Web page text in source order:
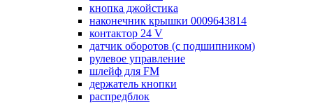
кнопка джойстика
наконечник крышки 0009643814
контактор 24 V
датчик оборотов (с подшипником)
рулевое управление
шлейф для FM
держатель кнопки
распредблок